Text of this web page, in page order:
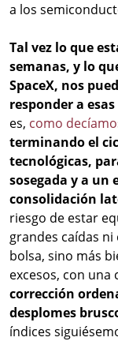
a los
Tal vez lo que
semanas, y lo
SpaceX, nos
responder a
es, como
terminando el
tecnológicas,
sosegada y a un
consolidación
riesgo de estar
grandes caídas
bolsa, sino más
excesos, con una
corrección
desplomes
índices